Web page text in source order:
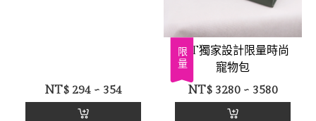
NT$294 ~ 354
限量
MIT獨家設計限量時尚
寵物包
NT$3280 ~ 3580